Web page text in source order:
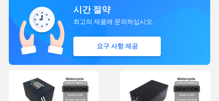
시간 절약
최고의 제품에 문의하십시오.
요구 사항 제공